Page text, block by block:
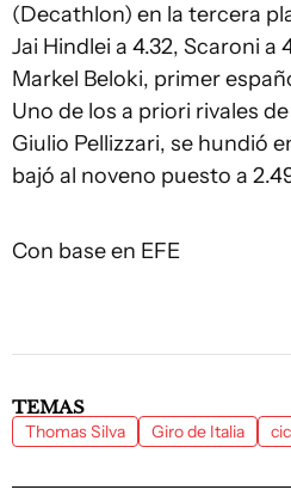
(Decathlon) en la tercera
Jai Hindlei a 4.32, Scaroni a
Markel Beloki, primer
Uno de los a priori rivales
Giulio Pellizzari, se hundió
bajó al noveno puesto a
Con base en EFE
TEMAS
Thomas Silva Giro de Italia